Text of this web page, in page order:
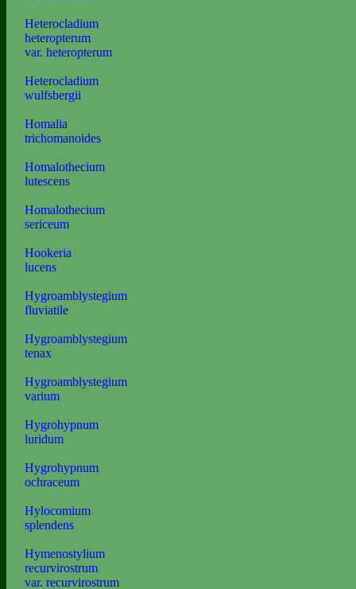
Heterocladium
heteropterum
var. heteropterum
Heterocladium
wulfsbergii
Homalia
trichomanoides
Homalothecium
lutescens
Homalothecium
sericeum
Hookeria
lucens
Hygroamblystegium
fluviatile
Hygroamblystegium
tenax
Hygroamblystegium
varium
Hygrohypnum
luridum
Hygrohypnum
ochraceum
Hylocomium
splendens
Hymenostylium
recurvirostrum
var. recurvirostrum